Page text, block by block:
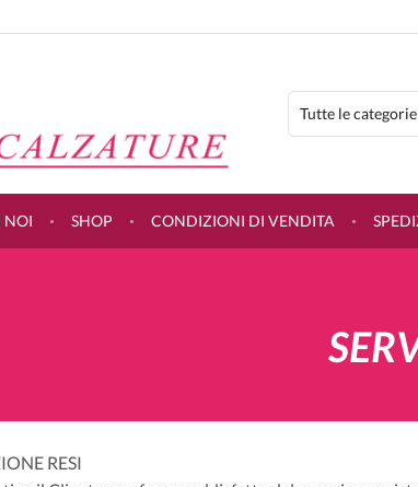
NOI SHOP CONDIZIONI DI VENDITA
RESI